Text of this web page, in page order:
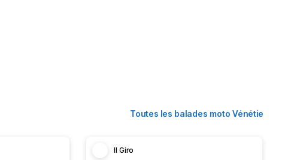
Toutes les balades moto Vénétie
Il Giro